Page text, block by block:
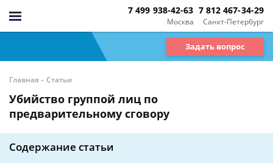
Москва
7 499 938-42-63
Санкт-Петербург
7 812 467-34-29
Задать вопрос
Главная - Статьи
Убийство группой лиц по
предварительному сговору
Содержание статьи